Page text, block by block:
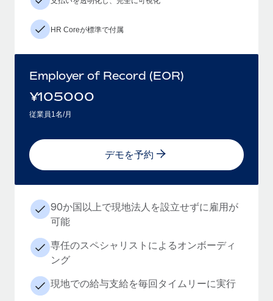
HR Coreが標準で付属
Employer of Record (EOR)
¥105000
従業員1名/月
デモを予約
90か国以上で現地法人を設立せずに雇用が
可能
専任のスペシャリストによるオンボーディ
ング
現地での給与支給を毎回タイムリーに実行